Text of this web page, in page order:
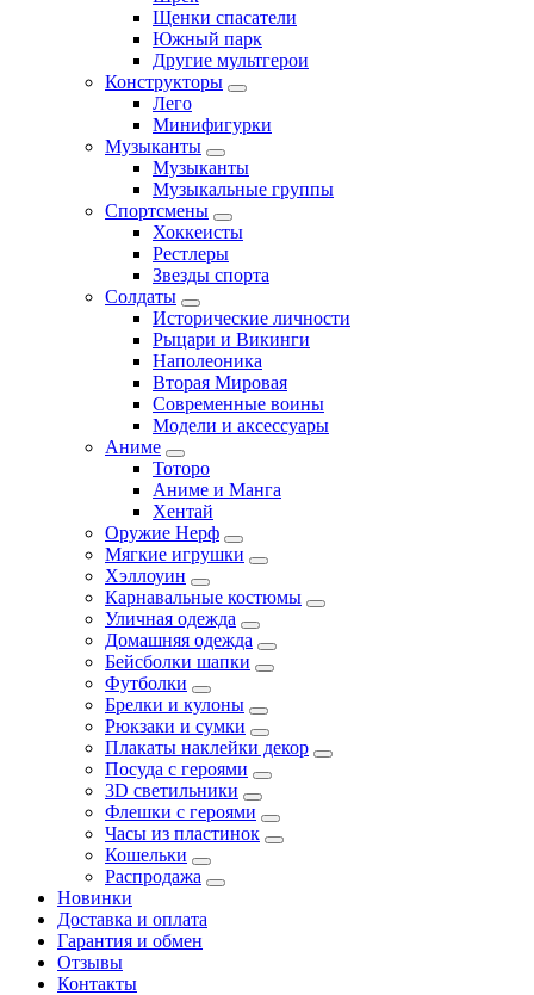
Щенки спасатели
Южный парк
Другие мультгерои
Конструкторы
Лего
Минифигурки
Музыканты
Музыканты
Музыкальные группы
Спортсмены
Хоккеисты
Рестлеры
Звезды спорта
Солдаты
Исторические личности
Рыцари и Викинги
Наполеоника
Вторая Мировая
Современные воины
Модели и аксессуары
Аниме
Тоторо
Аниме и Манга
Хентай
Оружие Нерф
Мягкие игрушки
Хэллоуин
Карнавальные костюмы
Уличная одежда
Домашняя одежда
Бейсболки шапки
Футболки
Брелки и кулоны
Рюкзаки и сумки
Плакаты наклейки декор
Посуда с героями
3D светильники
Флешки с героями
Часы из пластинок
Кошельки
Распродажа
Новинки
Доставка и оплата
Гарантия и обмен
Отзывы
Контакты